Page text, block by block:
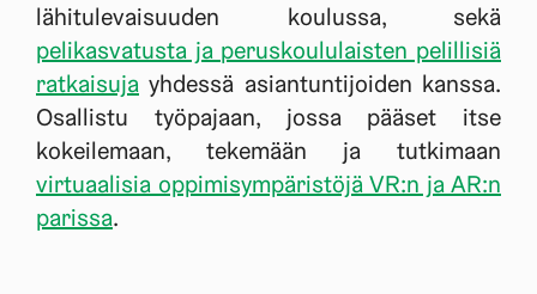
lähitulevaisuuden koulussa, sekä
pelikasvatusta ja peruskoululaisten pelillisiä
ratkaisuja yhdessä asiantuntijoiden kanssa.
Osallistu työpajaan, jossa pääset itse
kokeilemaan, tekemään ja tutkimaan
virtuaalisia oppimisympäristöjä VR:n ja AR:n
parissa.